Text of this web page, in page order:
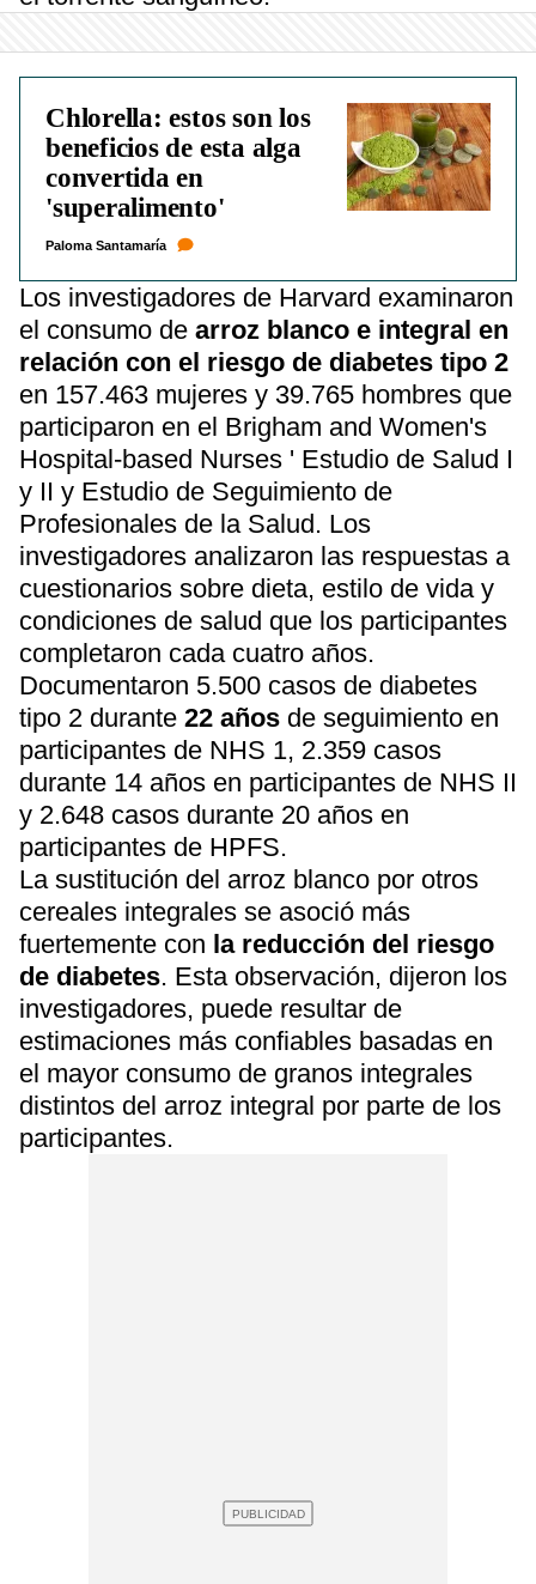
Chlorella: estos son los
beneficios de esta alga
convertida en
'superalimento'
Paloma Santamaría
Los investigadores de Harvard examinaron
el consumo de arroz blanco e integral en
relación con el riesgo de diabetes tipo 2
en 157.463 mujeres y 39.765 hombres que
participaron en el Brigham and Women's
Hospital-based Nurses ' Estudio de Salud I
y II y Estudio de Seguimiento de
Profesionales de la Salud. Los
investigadores analizaron las respuestas a
cuestionarios sobre dieta, estilo de vida y
condiciones de salud que los participantes
completaron cada cuatro años.
Documentaron 5.500 casos de diabetes
tipo 2 durante 22 años de seguimiento en
participantes de NHS 1, 2.359 casos
durante 14 años en participantes de NHS II
y 2.648 casos durante 20 años en
participantes de HPFS.
La sustitución del arroz blanco por otros
cereales integrales se asoció más
fuertemente con la reducción del riesgo
de diabetes. Esta observación, dijeron los
investigadores, puede resultar de
estimaciones más confiables basadas en
el mayor consumo de granos integrales
distintos del arroz integral por parte de los
participantes.